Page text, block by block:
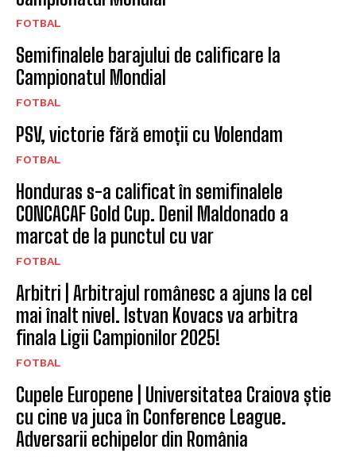
FOTBAL
Semifinalele barajului de calificare la
Campionatul Mondial
FOTBAL
PSV, victorie fără emoții cu Volendam
FOTBAL
Honduras s-a calificat în semifinalele
CONCACAF Gold Cup. Denil Maldonado a
marcat de la punctul cu var
FOTBAL
Arbitri | Arbitrajul românesc a ajuns la cel
mai înalt nivel. Istvan Kovacs va arbitra
finala Ligii Campionilor 2025!
FOTBAL
Cupele Europene | Universitatea Craiova știe
cu cine va juca în Conference League.
Adversarii echipelor din România